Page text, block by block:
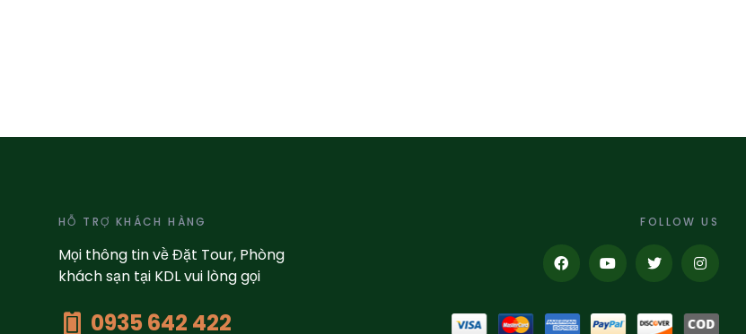
HỖ TRỢ KHÁCH HÀNG
Mọi thông tin về Đặt Tour, Phòng
khách sạn tại KDL vui lòng gọi
0935 642 422
FOLLOW US